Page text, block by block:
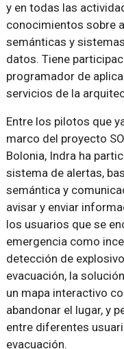
y en todas las
conocimientos sobre
semánticas y
datos. Tiene
programador de
servicios de la
Entre los pilotos que
marco del proyecto
Bolonia, Indra ha
sistema de alertas,
semántica y
avisar y enviar
los usuarios que se
emergencia como
detección de
evacuación, la
un mapa interactivo
abandonar el lugar, y
entre diferentes
evacuación.